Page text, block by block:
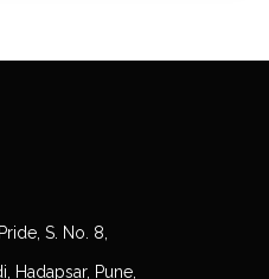
S. No. 8,
Hadapsar, Pune,